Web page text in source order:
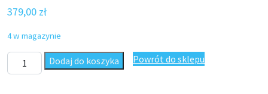
379,00 zł
4 w magazynie
ilość Wentylator chłodnicy Chrysler 300C 2011-
Dodaj do koszyka Powrót do sklepu